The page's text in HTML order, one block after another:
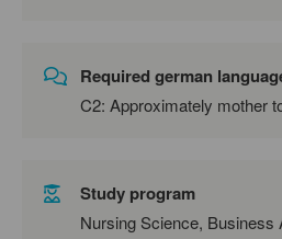
Required german
C2: Approximately mother
Study program
Nursing Science, Business